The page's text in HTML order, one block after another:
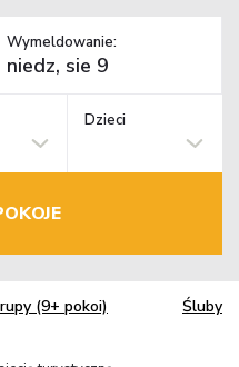
Wymeldowanie:
Dzieci
(9+ pokoi) Śluby